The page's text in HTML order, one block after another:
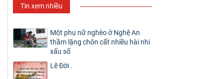
Tin xem nhiều
Một phụ nữ nghèo ở Nghệ An
thầm lặng chôn cất nhiều hài nhi
xấu số
Lẽ Đời .